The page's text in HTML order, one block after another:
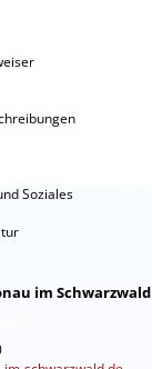
Soziales
im Schwarzwald